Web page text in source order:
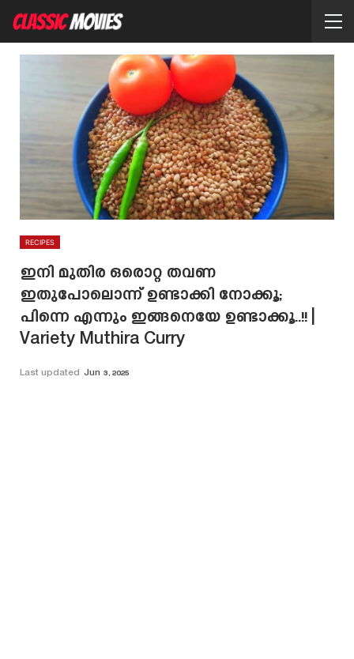
RECIPES
ഇനി മുതിര ഒരൊറ്റ തവണ
ഇതുപോലൊന്ന് ഉണ്ടാക്കി നോക്കൂ;
പിന്നെ എന്നും ഇങ്ങനെയേ ഉണ്ടാക്കൂ..!! |
Variety Muthira Curry
Last updated Jun 3, 2025